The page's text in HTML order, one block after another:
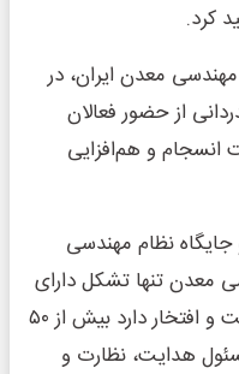
کرد.
معدن ایران، در
از حضور فعالان
اهمیت انسجام و هم‌افزایی
جایگاه نظام مهندسی
معدن تنها تشکل دارای
پشتوانه قانونی در بخش معدن است و افتخار دارد بیش از ۵۰
هدایت، نظارت و